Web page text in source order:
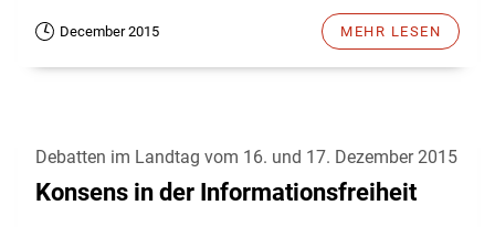
December 2015 MEHR LESEN
Debatten im Landtag vom 16. und 17. Dezember 2015
Konsens in der Informationsfreiheit